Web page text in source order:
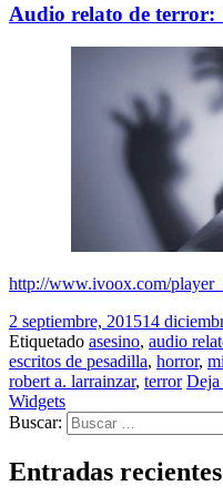
Audio relato de terror:
http://www.ivoox.com/
2 septiembre, 201514
Etiquetado asesino, audio
escritos de pesadilla, horror,
robert a. larrainzar, terror Deja
Widgets
Buscar:
Entradas recientes